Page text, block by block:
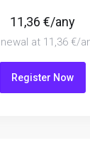
11,36 €/any
at 11,36 €/
Register Now